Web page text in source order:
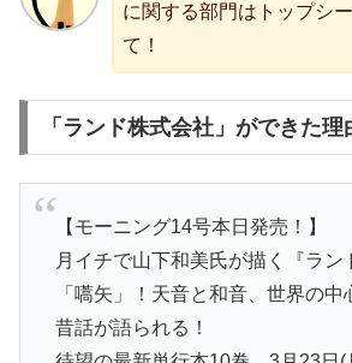
に関する部門はトップシ
て！
「ランド株式会社」ができた理
【モーニング14号本日発売！】
月イチで山下和美氏が描く『ラン
「嚆矢」！天音と和音、世界の
昔話が語られる！